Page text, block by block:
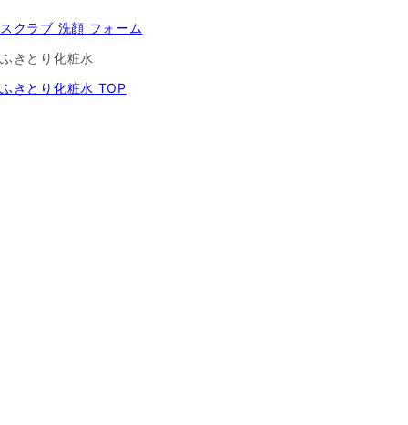
スクラブ 洗顔 フォーム
ふきとり化粧水
ふきとり化粧水 TOP